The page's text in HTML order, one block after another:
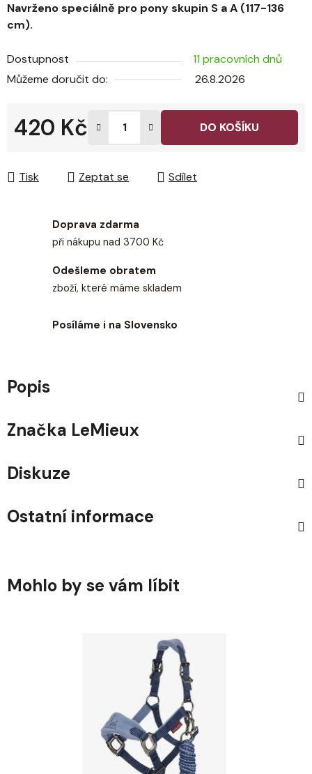
Navrženo speciálně pro pony skupin S a A (117-136
cm).
Dostupnost
11 pracovních dnů
Můžeme doručit do:
26.8.2026
420 Kč DO KOŠÍKU
Tisk Zeptat se Sdílet
Doprava zdarma
při nákupu nad 3700 Kč
Odešleme obratem
zboží, které máme skladem
Posíláme i na Slovensko
Popis
Značka LeMieux
Diskuze
Ostatní informace
Mohlo by se vám líbit